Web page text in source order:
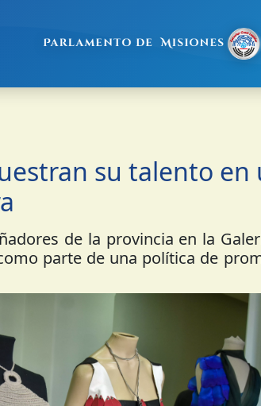
su talento en
de la provincia en la
parte de una política de